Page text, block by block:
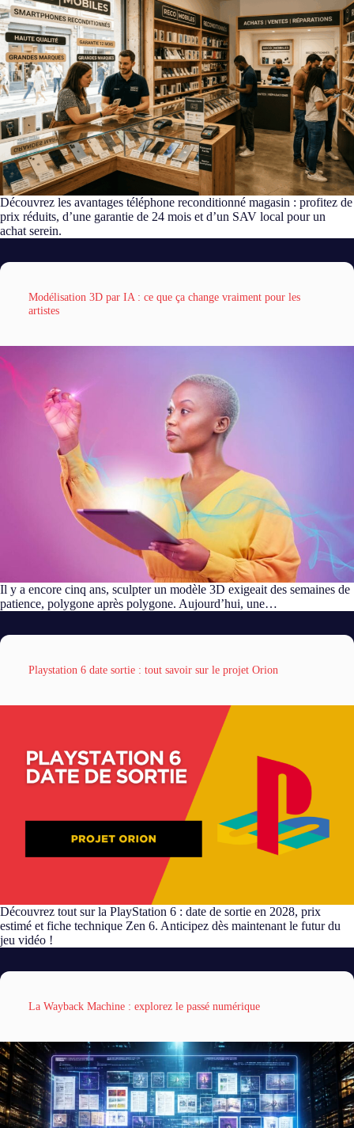
Découvrez les avantages téléphone reconditionné magasin : profitez de
prix réduits, d’une garantie de 24 mois et d’un SAV local pour un
achat serein.
Modélisation 3D par IA : ce que ça change vraiment pour les
artistes
Il y a encore cinq ans, sculpter un modèle 3D exigeait des semaines de
patience, polygone après polygone. Aujourd’hui, une…
Playstation 6 date sortie : tout savoir sur le projet Orion
Découvrez tout sur la PlayStation 6 : date de sortie en 2028, prix
estimé et fiche technique Zen 6. Anticipez dès maintenant le futur du
jeu vidéo !
La Wayback Machine : explorez le passé numérique